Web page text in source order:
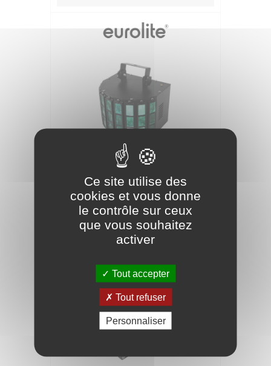
EUROLITE Effet de faisceau led mini d-5
100,90 €
Ce site utilise des
cookies et vous donne
le contrôle sur ceux
que vous souhaitez
activer
Tout accepter
Tout refuser
Personnaliser